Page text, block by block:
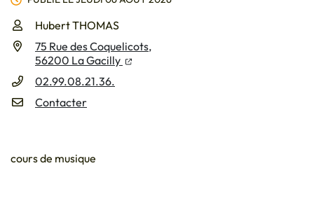
Infos utiles
Hubert THOMAS
75 Rue des Coquelicots,
56200 La Gacilly (ouverture dans un nouvel onglet)
(ouverture dans un nouvel onglet)
02.99.08.21.36.
Contacter
cours de musique